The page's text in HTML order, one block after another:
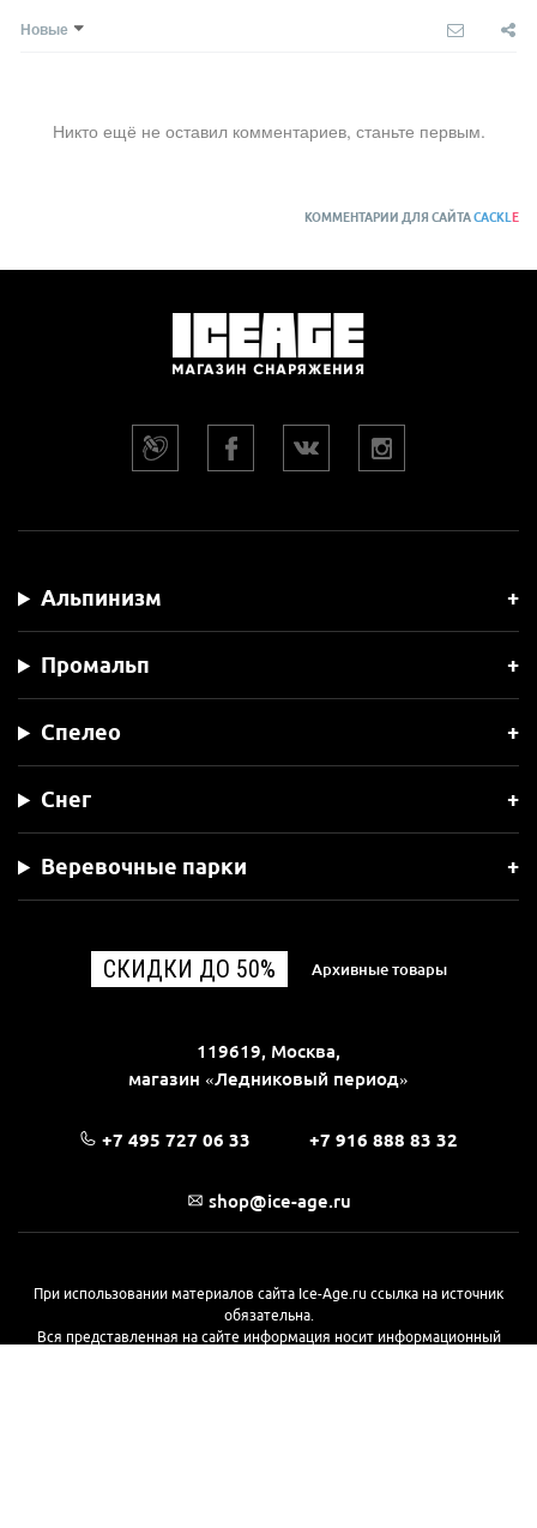
Новые
Никто ещё не оставил комментариев, станьте первым.
КОММЕНТАРИИ ДЛЯ САЙТАCACKL E
Альпинизм
Промальп
Спелео
Снег
Веревочные парки
СКИДКИ ДО 50% Архивные товары
119619, Москва,
магазин «Ледниковый период»
+7 495 727 06 33 +7 916 888 83 32
shop@ice-age.ru
При использовании материалов сайта Ice-Age.ru ссылка на источник
обязательна.
Вся представленная на сайте информация носит информационный